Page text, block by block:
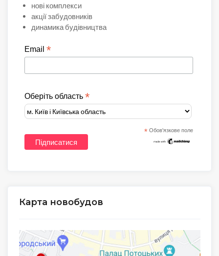
нові комплекси
акції забудовників
динамика будівництва
Email *
Оберіть область *
* Обов'язкове поле
Карта новобудов